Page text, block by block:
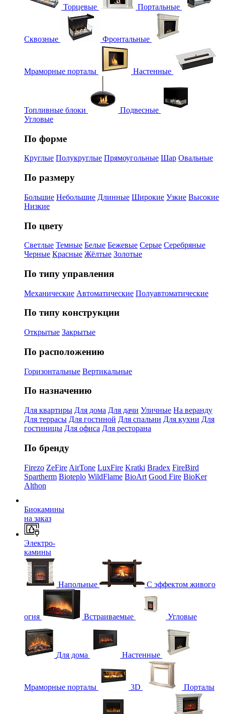
Торцевые Портальные
Сквозные Фронтальные
Мраморные порталы Настенные
Топливные блоки
Подвесные
Угловые
По форме
Круглые Полукруглые Прямоугольные Шар Овальные
По размеру
Большие Небольшие Длинные Широкие Узкие Высокие
Низкие
По цвету
Светлые Темные Белые Бежевые Серые Серебряные
Черные Красные Жёлтые Золотые
По типу управления
Механические Автоматические Полуавтоматические
По типу конструкции
Открытые Закрытые
По расположению
Горизонтальные Вертикальные
По назначению
Для квартиры Для дома Для дачи Уличные На веранду
Для террасы Для гостиной Для спальни Для кухни Для
гостиницы Для офиса Для ресторана
По бренду
Firezo ZeFire AirTone LuxFire Kratki Bradex FireBird
Spartherm Bioteplo WildFlame BioArt Good Fire BioKer
Althon
Биокамины
на заказ
Электро-
камины
Напольные С эффектом живого
огня Встраиваемые Угловые
Для дома Настенные
Мраморные порталы 3D Порталы